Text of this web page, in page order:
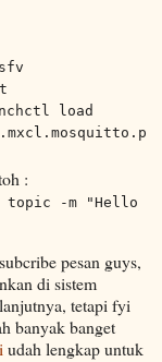
load
:
topic -m "Hello
pesan guys,
di sistem
tetapi fyi
banyak banget
udah lengkap untuk